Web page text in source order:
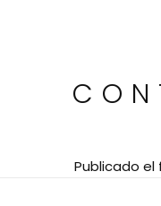
Publicado el